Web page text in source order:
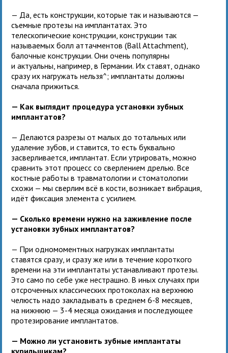
— Да, есть конструкции, которые так и называются —
съемные протезы на имплантатах. Это
телескопические конструкции, конструкции так
называемых болл аттачментов (Ball Attachment),
балочные конструкции. Они очень популярны
и актуальны, например, в Германии. Их ставят, однако
сразу их нагружать нельзя^; имплантаты должны
сначала прижиться.
— Как выглядит процедура установки зубных
имплантатов?
— Делаются разрезы от малых до тотальных или
удаление зубов, и ставится, то есть буквально
засверливается, имплантат. Если утрировать, можно
сравнить этот процесс со сверлением дрелью. Все
костные работы в травматологии и стоматологии
схожи — мы сверлим всё в кости, возникает вибрация,
идёт фиксация элемента с усилием.
— Сколько времени нужно на заживление после
установки зубных имплантатов?
— При одномоментных нагрузках имплантаты
ставятся сразу, и сразу же или в течение короткого
времени на эти имплантаты устанавливают протезы.
Это само по себе уже нестрашно. В иных случаях при
отсроченных классических протоколах на верхнюю
челюсть надо закладывать в среднем 6-8 месяцев,
на нижнюю — 3-4 месяца ожидания и последующее
протезирование имплантатов.
— Можно ли установить зубные имплантаты
курильщикам?